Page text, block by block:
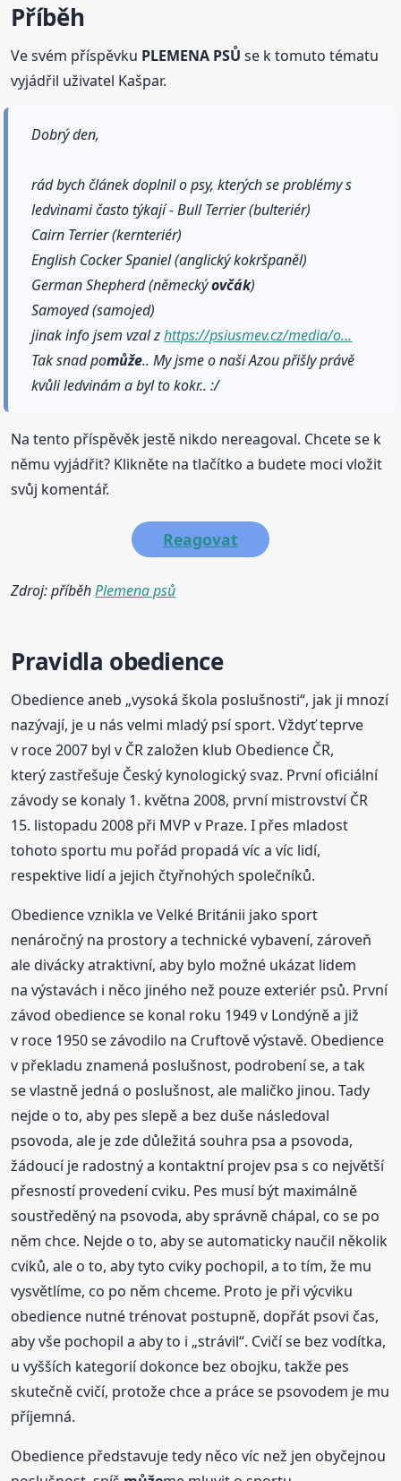
Příběh
Ve svém příspěvku PLEMENA PSŮ se k tomuto tématu
vyjádřil uživatel Kašpar.
Dobrý den,
rád bych článek doplnil o psy, kterých se problémy s
ledvinami často týkají - Bull Terrier (bulteriér)
Cairn Terrier (kernteriér)
English Cocker Spaniel (anglický kokršpaněl)
German Shepherd (německýovčák)
Samoyed (samojed)
jinak info jsem vzal zhttps://psiusmev.cz/media/o…
Tak snad pomůže.. My jsme o naši Azou přišly právě
kvůli ledvinám a byl to kokr.. :/
Na tento příspěvěk jestě nikdo nereagoval. Chcete se k
němu vyjádřit? Klikněte na tlačítko a budete moci vložit
svůj komentář.
Reagovat
Zdroj: příběhPlemena psů
Pravidla obedience
Obedience aneb „vysoká škola poslušnosti“, jak ji mnozí
nazývají, je u nás velmi mladý psí sport. Vždyť teprve
v roce 2007 byl v ČR založen klub Obedience ČR,
který zastřešuje Český kynologický svaz. První oficiální
závody se konaly 1. května 2008, první mistrovství ČR
15. listopadu 2008 při MVP v Praze. I přes mladost
tohoto sportu mu pořád propadá víc a víc lidí,
respektive lidí a jejich čtyřnohých společníků.
Obedience vznikla ve Velké Británii jako sport
nenáročný na prostory a technické vybavení, zároveň
ale divácky atraktivní, aby bylo možné ukázat lidem
na výstavách i něco jiného než pouze exteriér psů. První
závod obedience se konal roku 1949 v Londýně a již
v roce 1950 se závodilo na Cruftově výstavě. Obedience
v překladu znamená poslušnost, podrobení se, a tak
se vlastně jedná o poslušnost, ale maličko jinou. Tady
nejde o to, aby pes slepě a bez duše následoval
psovoda, ale je zde důležitá souhra psa a psovoda,
žádoucí je radostný a kontaktní projev psa s co největší
přesností provedení cviku. Pes musí být maximálně
soustředěný na psovoda, aby správně chápal, co se po
něm chce. Nejde o to, aby se automaticky naučil několik
cviků, ale o to, aby tyto cviky pochopil, a to tím, že mu
vysvětlíme, co po něm chceme. Proto je při výcviku
obedience nutné trénovat postupně, dopřát psovi čas,
aby vše pochopil a aby to i „strávil“. Cvičí se bez vodítka,
u vyšších kategorií dokonce bez obojku, takže pes
skutečně cvičí, protože chce a práce se psovodem je mu
příjemná.
Obedience představuje tedy něco víc než jen obyčejnou